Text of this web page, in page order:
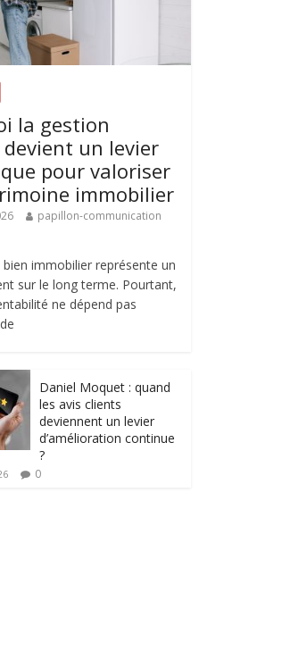
la gestion
un levier
pour valoriser
immobilier
papillon-communication
bien immobilier représente un
sur le long terme. Pourtant,
ne dépend pas
Daniel Moquet : quand
les avis clients
deviennent un levier
d’amélioration continue
?
0